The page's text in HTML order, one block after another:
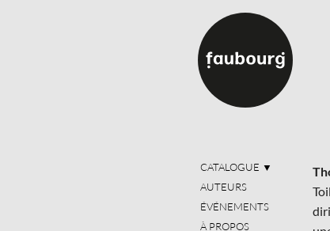
CATALOGUE ▼
AUTEURS
ÉVÉNEMENTS
À PROPOS